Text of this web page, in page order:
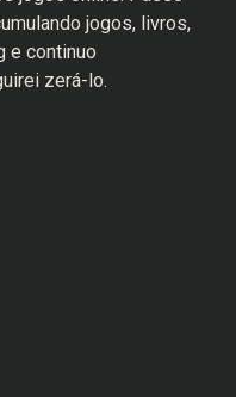
jogos, livros,
e continuo
zerá-lo.